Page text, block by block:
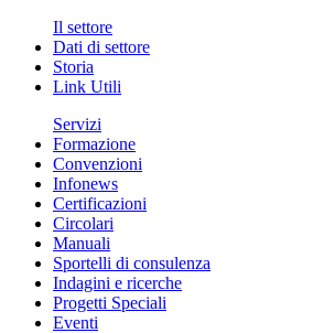
Il settore
Dati di settore
Storia
Link Utili
Servizi
Formazione
Convenzioni
Infonews
Certificazioni
Circolari
Manuali
Sportelli di consulenza
Indagini e ricerche
Progetti Speciali
Eventi